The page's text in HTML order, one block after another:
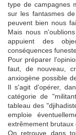
type de campagnes
sur les fantasmes
peuvent bien nous
Mais nous
appuient des
conséquences
Pour préparer
faut, de nouveau,
anxiogène possible
Il s'agit d'opérer,
catégorie de
tableau des
emploie
extrêmement brutaux
On retrouve dans